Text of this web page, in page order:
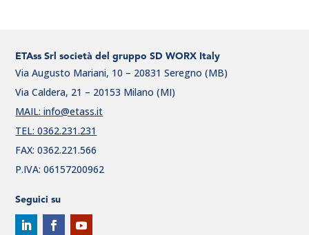
ETAss Srl società del gruppo SD WORX Italy
Via Augusto Mariani, 10 – 20831 Seregno (MB)
Via Caldera, 21 – 20153 Milano (MI)
MAIL: info@etass.it
TEL: 0362.231.231
FAX: 0362.221.566
P.IVA: 06157200962
Seguici su